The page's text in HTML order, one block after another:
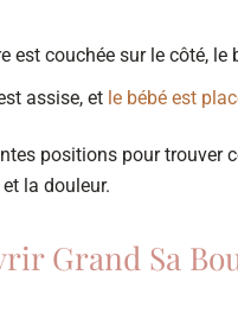
est couchée sur le côté,
assise, et le bébé est
positions pour
la douleur.
Grand Sa